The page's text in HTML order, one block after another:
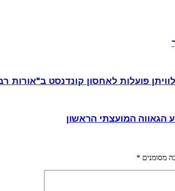
פועלות לאחסון קונדנסט ב"אורות
הגאווה המועצתי הראשון
מסומנים *